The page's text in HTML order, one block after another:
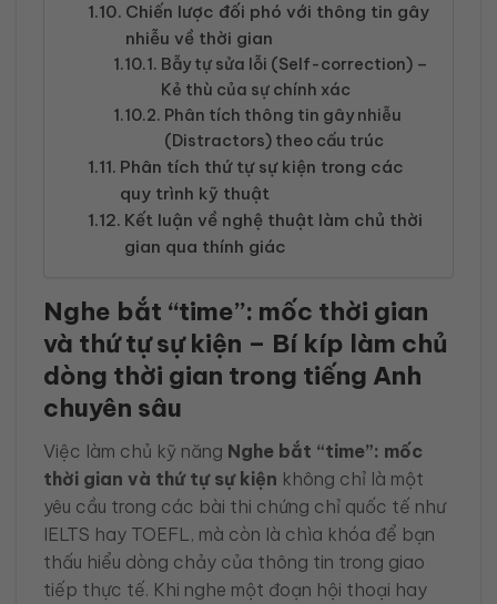
Chiến lược đối phó với thông tin gây
nhiễu về thời gian
Bẫy tự sửa lỗi (Self-correction) –
Kẻ thù của sự chính xác
Phân tích thông tin gây nhiễu
(Distractors) theo cấu trúc
Phân tích thứ tự sự kiện trong các
quy trình kỹ thuật
Kết luận về nghệ thuật làm chủ thời
gian qua thính giác
Nghe bắt “time”: mốc thời gian
và thứ tự sự kiện – Bí kíp làm chủ
dòng thời gian trong tiếng Anh
chuyên sâu
Việc làm chủ kỹ năng Nghe bắt “time”: mốc
thời gian và thứ tự sự kiện không chỉ là một
yêu cầu trong các bài thi chứng chỉ quốc tế như
IELTS hay TOEFL, mà còn là chìa khóa để bạn
thấu hiểu dòng chảy của thông tin trong giao
tiếp thực tế. Khi nghe một đoạn hội thoại hay